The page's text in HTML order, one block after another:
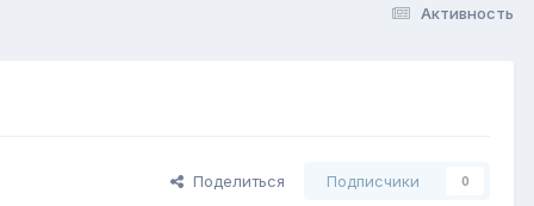
Активность
Поделиться Подписчики 0